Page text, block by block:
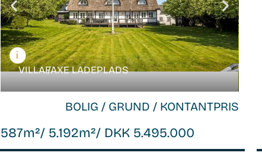
VILLA /FAXE LADEPLADS
BOLIG / GRUND / KONTANTPRIS
587m²/ 5.192m²/ DKK 5.495.000